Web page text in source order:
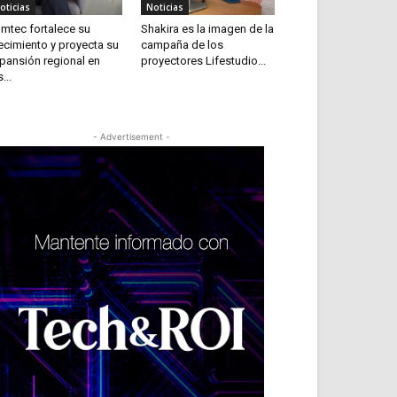
fortalece su
y proyecta su
regional en
Noticias
Shakira es la imagen de la
campaña de los
proyectores Lifestudio...
- Advertisement -